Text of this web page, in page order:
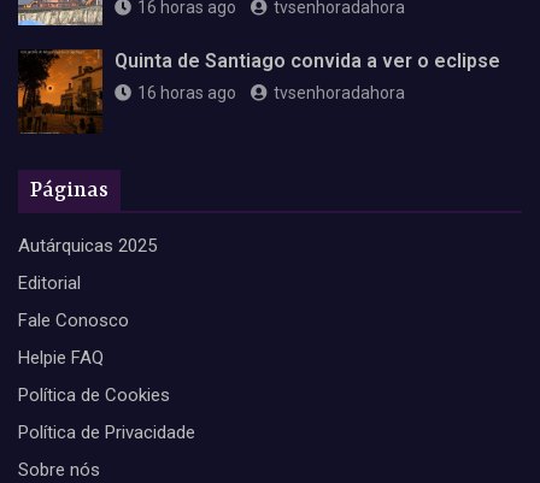
16 horas ago tvsenhoradahora
Quinta de Santiago convida a ver o eclipse
16 horas ago tvsenhoradahora
Páginas
Autárquicas 2025
Editorial
Fale Conosco
Helpie FAQ
Política de Cookies
Política de Privacidade
Sobre nós